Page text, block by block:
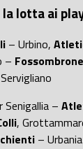
lotta ai
– Urbino,
–
Senigallia –
,
– Urbania